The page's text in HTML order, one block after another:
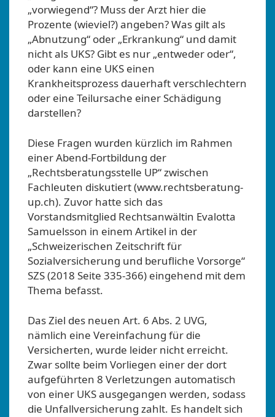
„vorwiegend“? Muss der Arzt hier die
Prozente (wieviel?) angeben? Was gilt als
„Abnutzung“ oder „Erkrankung“ und damit
nicht als UKS? Gibt es nur „entweder oder“,
oder kann eine UKS einen
Krankheitsprozess dauerhaft verschlechtern
oder eine Teilursache einer Schädigung
darstellen?
Diese Fragen wurden kürzlich im Rahmen
einer Abend-Fortbildung der
„Rechtsberatungsstelle UP“ zwischen
Fachleuten diskutiert (www.rechtsberatung-
up.ch). Zuvor hatte sich das
Vorstandsmitglied Rechtsanwältin Evalotta
Samuelsson in einem Artikel in der
„Schweizerischen Zeitschrift für
Sozialversicherung und berufliche Vorsorge“
SZS (2018 Seite 335-366) eingehend mit dem
Thema befasst.
Das Ziel des neuen Art. 6 Abs. 2 UVG,
nämlich eine Vereinfachung für die
Versicherten, wurde leider nicht erreicht.
Zwar sollte beim Vorliegen einer der dort
aufgeführten 8 Verletzungen automatisch
von einer UKS ausgegangen werden, sodass
die Unfallversicherung zahlt. Es handelt sich